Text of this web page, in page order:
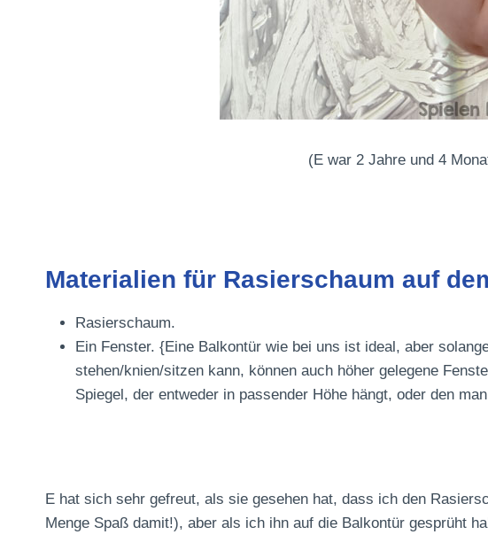
(E war 2 Jahre und 4
Materialien für Rasierschaum auf
Rasierschaum.
Ein Fenster. {Eine Balkontür wie bei uns ist ideal, aber
stehen/knien/sitzen kann, können auch höher gelegene
Spiegel, der entweder in passender Höhe hängt, oder den
E hat sich sehr gefreut, als sie gesehen hat, dass ich den
Menge Spaß damit!), aber als ich ihn auf die Balkontür gesprüht